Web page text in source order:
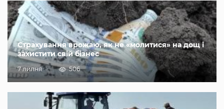
Страхування врожаю, як не «молитися» на дощ і
захистити свій бізнес
7 липня 506